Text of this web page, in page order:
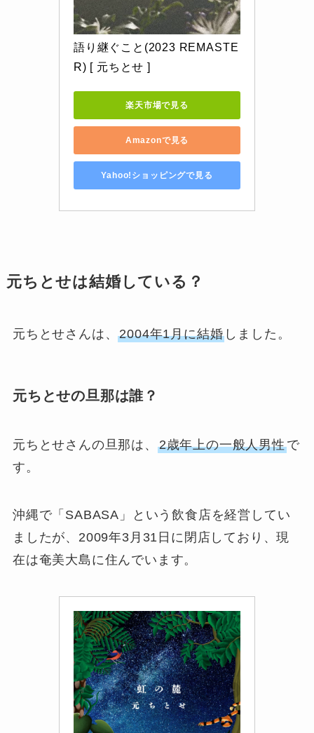
語り継ぐこと(2023 REMASTE
R) [ 元ちとせ ]
楽天市場で見る
Amazonで見る
Yahoo!ショッピングで見る
元ちとせは結婚している？
元ちとせさんは、2004年1月に結婚 しました。
元ちとせの旦那は誰？
元ちとせさんの旦那は、 2歳年上の一般人男性で
す。
沖縄で「SABASA」という飲食店を経営してい
ましたが、2009年3月31日に閉店しており、現
在は奄美大島に住んでいます。